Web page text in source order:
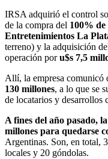
IRSA adquirió el control
de la compra del 100% de
Entretenimientos La
terreno) y la adquisición
operación poru$s 7,5
Allí, la empresa comunicó
130 millones, a lo que se
de locatarios y desarrollos
A fines del año pasado,
millones para quedarse
Argentinas. Son, en total,
locales y 20 góndolas.